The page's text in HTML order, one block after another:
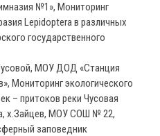
№1», Мониторинг
Lepidoptera в различных
государственного
МОУ ДОД «Станция
Мониторинг экологического
– притоков реки Чусовая
х.Зайцев, МОУ СОШ № 22,
заповедник